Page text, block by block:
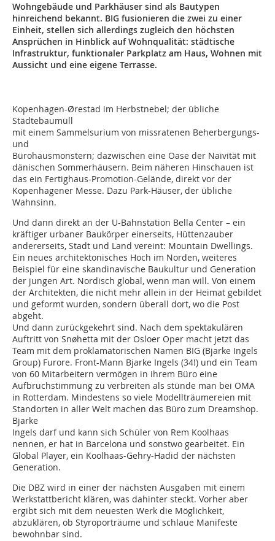
Wohngebäude und Parkhäuser sind als Bautypen
hinreichend bekannt. BIG fusionieren die zwei zu einer
Einheit, stellen sich allerdings zugleich den höchsten
Ansprüchen in Hinblick auf Wohnqualität: städtische
Infrastruktur, funktionaler Parkplatz am Haus, Wohnen mit
Aussicht und eine eigene Terrasse.
Kopenhagen-Ørestad im Herbstnebel; der übliche
Städtebaumüll
mit einem Sammelsurium von missratenen Beherbergungs-
und
Bürohausmonstern; dazwischen eine Oase der Naivität mit
dänischen Sommerhäusern. Beim näheren Hinschauen ist
das ein Fertighaus-Promotion-Gelände, direkt vor der
Kopenhagener Messe. Dazu Park-Häuser, der übliche
Wahnsinn.
Und dann direkt an der U-Bahnstation Bella Center – ein
kräftiger urbaner Baukörper einerseits, Hüttenzauber
andererseits, Stadt und Land vereint: Mountain Dwellings.
Ein neues architektonisches Hoch im Norden, weiteres
Beispiel für eine skandinavische Baukultur und Generation
der jungen Art. Nordisch global, wenn man will. Von einem
der Architekten, die nicht mehr allein in der Heimat gebildet
und geformt wurden, sondern überall dort, wo die Post
abgeht.
Und dann zurückgekehrt sind. Nach dem spektakulären
Auftritt von Snøhetta mit der Osloer Oper macht jetzt das
Team mit dem proklamatorischen Namen BIG (Bjarke Ingels
Group) Furore. Front-Mann Bjarke Ingels (34!) und ein Team
von 60 Mitarbeitern vermögen in ihrem Büro eine
Aufbruchstimmung zu verbreiten als stünde man bei OMA
in Rotterdam. Mindestens so viele Modellträumereien mit
Standorten in aller Welt machen das Büro zum Dreamshop.
Bjarke
Ingels darf und kann sich Schüler von Rem Koolhaas
nennen, er hat in Barcelona und sonstwo gearbeitet. Ein
Global Player, ein Koolhaas-Gehry-Hadid der nächsten
Generation.
Die DBZ wird in einer der nächsten Ausgaben mit einem
Werkstattbericht klären, was dahinter steckt. Vorher aber
ergibt sich mit dem neuesten Werk die Möglichkeit,
abzuklären, ob Styroporträume und schlaue Manifeste
bewohnbar sind.